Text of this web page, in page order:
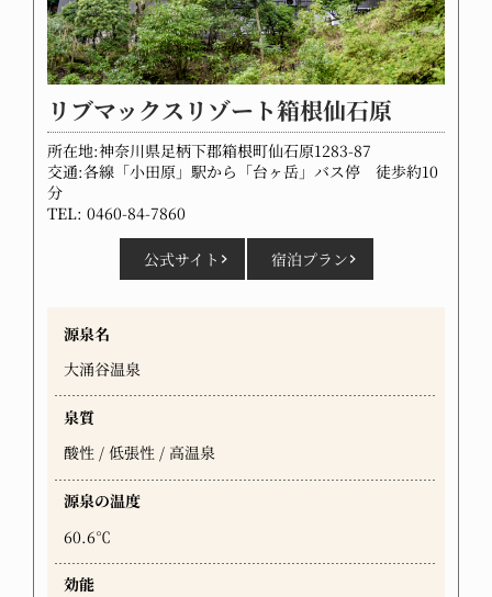
リブマックスリゾート箱根仙石原
所在地:神奈川県足柄下郡箱根町仙石原1283-87
交通:各線「小田原」駅から「台ヶ岳」バス停 徒歩約10
分
TEL: 0460-84-7860
公式サイト 宿泊プラン
源泉名
大涌谷温泉
泉質
酸性 / 低張性 / 高温泉
源泉の温度
60.6℃
効能